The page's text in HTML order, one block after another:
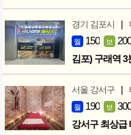
경기 김포시 |
월 150 보
김포) 구래역
서울 강서구 |
월 190 보